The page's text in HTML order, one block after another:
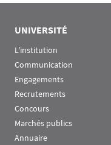
UNIVERSITÉ
L'institution
Communication
Engagements
Recrutements
Concours
Marchés publics
Annuaire